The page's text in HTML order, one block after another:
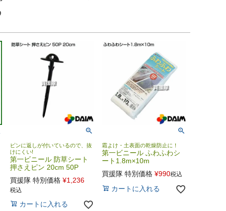
ピンに返しが付いているので、抜
けにくい!
第一ビニール 防草シート
押さえピン 20cm 50P
買援隊 特別価格 ¥1,236
税込
カートに入れる
霜よけ・土表面の乾燥防止に！
第一ビニール ふわふわシ
ート1.8m×10m
買援隊 特別価格 ¥990税込
カートに入れる